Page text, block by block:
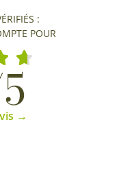
:
POUR
→